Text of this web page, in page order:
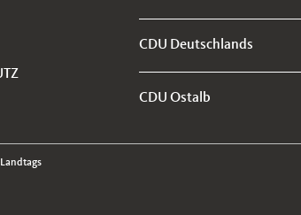
CDU Deutschlands
CDU Ostalb